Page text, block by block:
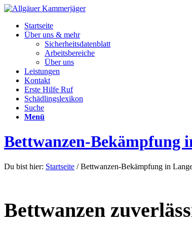
Startseite
Über uns & mehr
Sicherheitsdatenblatt
Arbeitsbereiche
Über uns
Leistungen
Kontakt
Erste Hilfe Ruf
Schädlingslexikon
Suche
Menü
Bettwanzen-Bekämpfung
Du bist hier: Startseite / Bettwanzen-Bekämpfung in
Bettwanzen